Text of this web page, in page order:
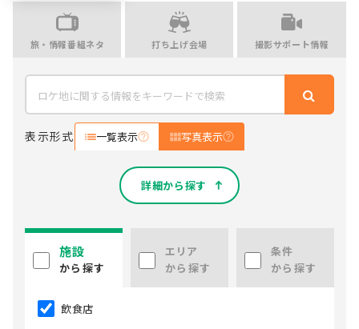
旅・情報番組ネタ 打ち上げ会場 撮影サポート情報
表示形式 一覧表示 写真表示
詳細から探す
施設
から探す
エリア
から探す
条件
から探す
飲食店